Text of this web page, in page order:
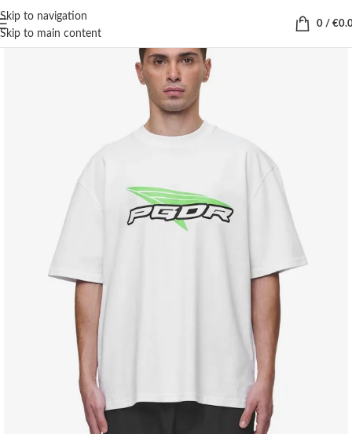
Skip to navigation
Skip to main content
0 / €